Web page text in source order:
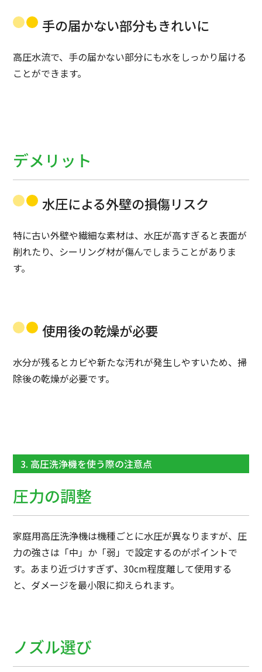
手の届かない部分もきれいに
高圧水流で、手の届かない部分にも水をしっかり届ける
ことができます。
デメリット
水圧による外壁の損傷リスク
特に古い外壁や繊細な素材は、水圧が高すぎると表面が
削れたり、シーリング材が傷んでしまうことがありま
す。
使用後の乾燥が必要
水分が残るとカビや新たな汚れが発生しやすいため、掃
除後の乾燥が必要です。
3. 高圧洗浄機を使う際の注意点
圧力の調整
家庭用高圧洗浄機は機種ごとに水圧が異なりますが、圧
力の強さは「中」か「弱」で設定するのがポイントで
す。あまり近づけすぎず、30cm程度離して使用する
と、ダメージを最小限に抑えられます。
ノズル選び